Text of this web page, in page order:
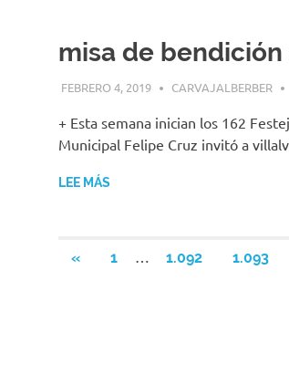
misa de
FEBRERO 4, 2019 CARVAJALBERBER
+ Esta semana inician los 162
Municipal Felipe Cruz invitó a
LEE MÁS
Navegación
«ENTRADAS
1 … 1.092 1.093